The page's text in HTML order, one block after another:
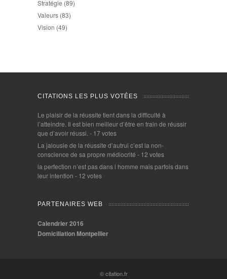
Stratégie (89)
Valeurs (83)
Vision (49)
CITATIONS LES PLUS VOTÉES
Le plaisir de la réussite tient dans la difficulté à
l’atteindre. Il est bien meilleur d’être en train de réussir
que d’avoir réussi. - 17 votes
La jalousie de la réussite d’autrui c’est la non-
conscience de sa propre médiocrité - 12 votes
la perfection n’est pas dans l homme mais parfois dans
leur intention - 12 votes
PARTENAIRES WEB
Calendrier 2016
Domiciliation Montpellier
© citation.fr